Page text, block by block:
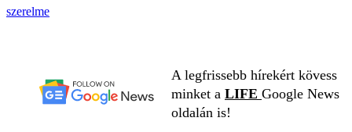
szerelme
A legfrissebb hírekért kövess
minket a LIFE Google News
oldalán is!